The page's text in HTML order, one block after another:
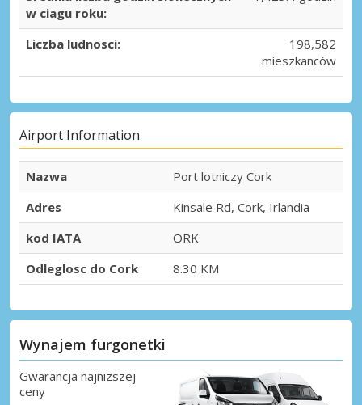
w ciagu roku:
Liczba ludnosci:
198,582
mieszkanców
Airport Information
Nazwa
Port lotniczy Cork
Adres
Kinsale Rd, Cork, Irlandia
kod IATA
ORK
Odleglosc do Cork
8.30 KM
Wynajem furgonetki
Gwarancja najnizszej
ceny